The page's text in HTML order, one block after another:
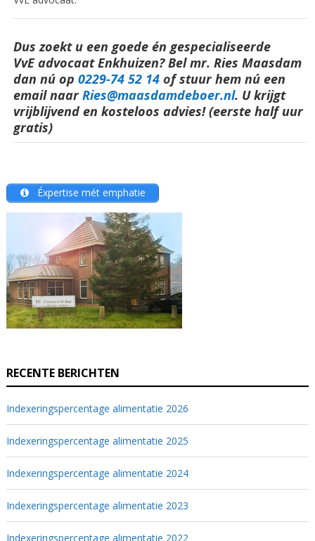
Dus zoekt u een goede én gespecialiseerde
VvE advocaat Enkhuizen? Bel mr. Ries Maasdam
dan nú op 0229-74 52 14of stuur hem nú een
email naar Ries@maasdamdeboer.nl. U krijgt
vrijblijvend en kosteloos advies! (eerste half uur
gratis)
Éxpertise mét emphatie
RECENTE BERICHTEN
Indexeringspercentage alimentatie 2026
Indexeringspercentage alimentatie 2025
Indexeringspercentage alimentatie 2024
Indexeringspercentage alimentatie 2023
Indexeringspercentage alimentatie 2022